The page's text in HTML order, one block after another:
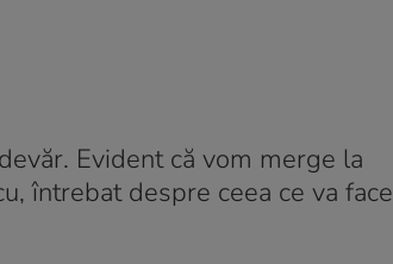
Evident că vom merge la
întrebat despre ceea ce va face